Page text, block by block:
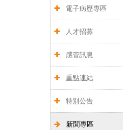
電子病歷專區
人才招募
感管訊息
重點連結
特別公告
新聞專區